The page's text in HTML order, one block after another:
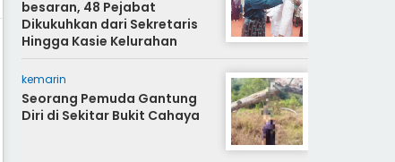
besaran, 48 Pejabat
Dikukuhkan dari Sekretaris
Hingga Kasie Kelurahan
kemarin
Seorang Pemuda Gantung
Diri di Sekitar Bukit Cahaya